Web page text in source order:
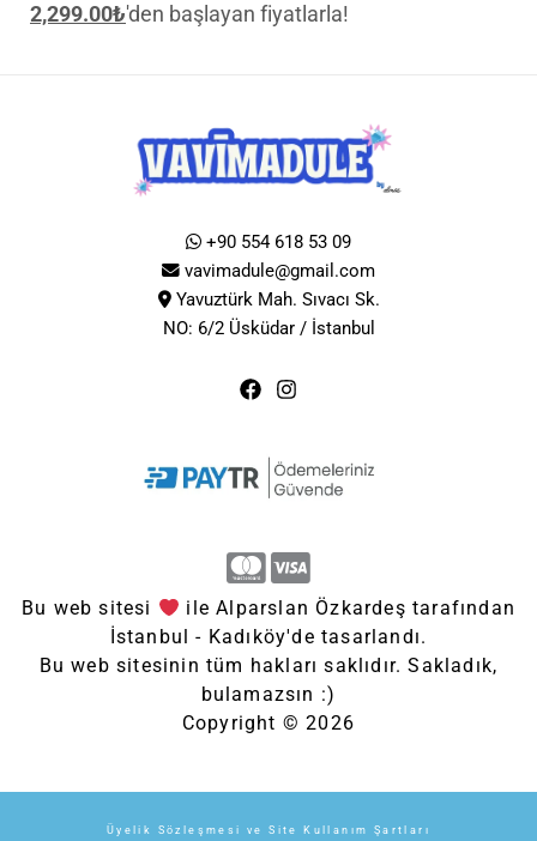
2,299.00₺'den başlayan fiyatlarla!
+90 554 618 53 09
vavimadule@gmail.com
Yavuztürk Mah. Sıvacı Sk.
NO: 6/2 Üsküdar / İstanbul
Bu web sitesi
ile Alparslan Özkardeş tarafından
İstanbul - Kadıköy'de tasarlandı.
Bu web sitesinin tüm hakları saklıdır. Sakladık,
bulamazsın :)
Copyright © 2026
Üyelik Sözleşmesi ve Site Kullanım Şartları